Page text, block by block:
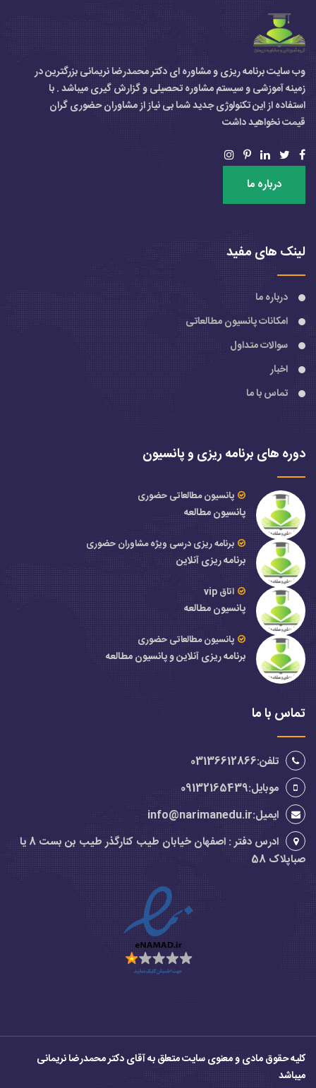
وب سایت برنامه ریزی و مشاوره ای دکتر محمدرضا نریمانی بزرگترین در
زمینه آموزشی و سیستم مشاوره تحصیلی و گزارش گیری میباشد . با
استفاده از این تکنولوژی جدید شما بی نیاز از مشاوران حضوری گران
قیمت نخواهید داشت
درباره ما
لینک های مفید
درباره ما
امکانات پانسیون مطالعاتی
سوالات متداول
اخبار
تماس با ما
دوره های برنامه ریزی و پانسیون
پانسیون مطالعاتی حضوری
پانسیون مطالعه
برنامه ریزی درسی ویژه مشاوران حضوری
برنامه ریزی آنلاین
اتاق vip
پانسیون مطالعه
پانسیون مطالعاتی حضوری
برنامه ریزی آنلاین و پانسیون مطالعه
تماس با ما
تلفن:03136612866
موبایل:09132165439
ایمیل:info@narimanedu.ir
ادرس دفتر : اصفهان خیابان طیب کنارگذر طیب بن بست 8 یا
صباپلاک 58
کلیه حقوق مادی و معنوی سایت متعلق به آقای دکتر محمدرضا نریمانی
میباشد